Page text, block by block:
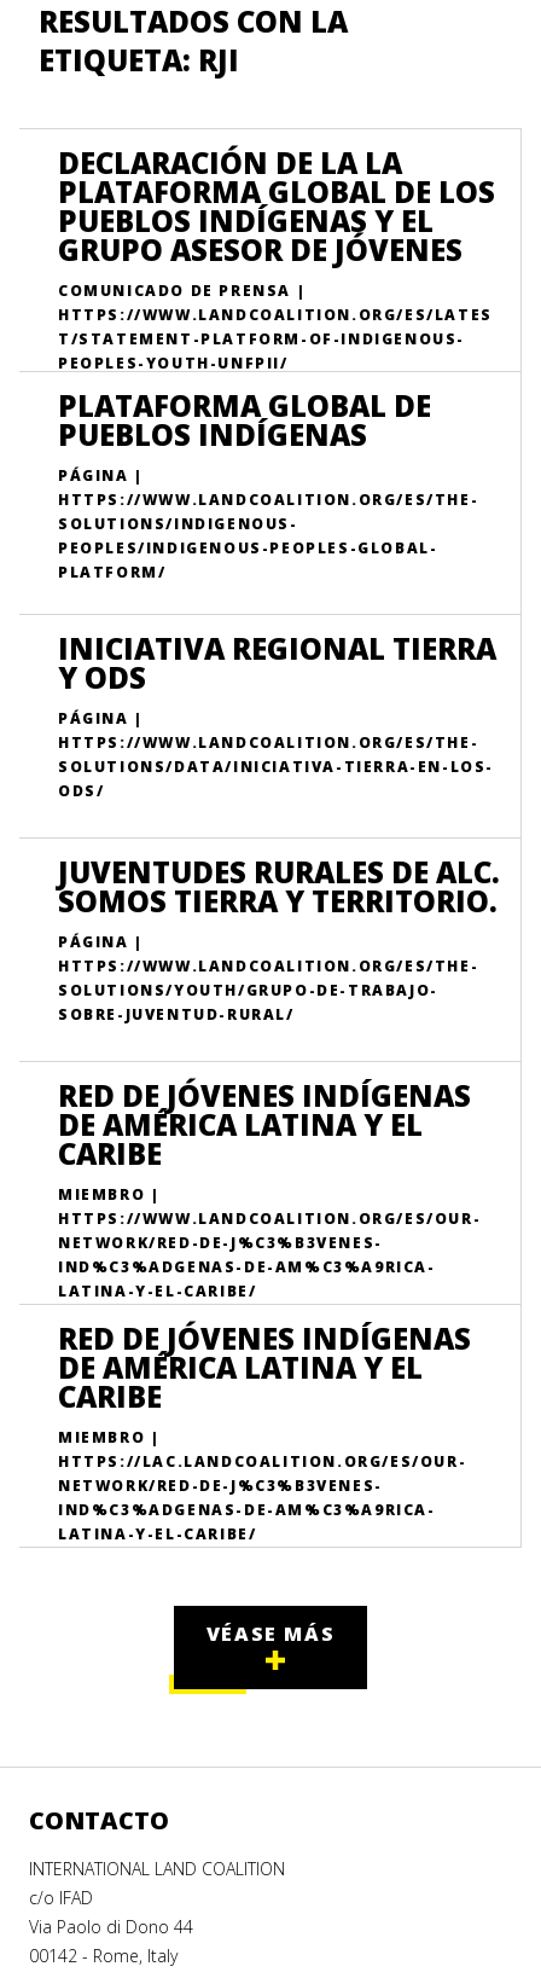
RESULTADOS CON LA
ETIQUETA: RJI
DECLARACIÓN DE LA LA
PLATAFORMA GLOBAL DE LOS
PUEBLOS INDÍGENAS Y EL
GRUPO ASESOR DE JÓVENES
COMUNICADO DE PRENSA |
HTTPS://WWW.LANDCOALITION.ORG/ES/LATES
T/STATEMENT-PLATFORM-OF-INDIGENOUS-
PEOPLES-YOUTH-UNFPII/
PLATAFORMA GLOBAL DE
PUEBLOS INDÍGENAS
PÁGINA |
HTTPS://WWW.LANDCOALITION.ORG/ES/THE-
SOLUTIONS/INDIGENOUS-
PEOPLES/INDIGENOUS-PEOPLES-GLOBAL-
PLATFORM/
INICIATIVA REGIONAL TIERRA
Y ODS
PÁGINA |
HTTPS://WWW.LANDCOALITION.ORG/ES/THE-
SOLUTIONS/DATA/INICIATIVA-TIERRA-EN-LOS-
ODS/
JUVENTUDES RURALES DE ALC.
SOMOS TIERRA Y TERRITORIO.
PÁGINA |
HTTPS://WWW.LANDCOALITION.ORG/ES/THE-
SOLUTIONS/YOUTH/GRUPO-DE-TRABAJO-
SOBRE-JUVENTUD-RURAL/
RED DE JÓVENES INDÍGENAS
DE AMÉRICA LATINA Y EL
CARIBE
MIEMBRO |
HTTPS://WWW.LANDCOALITION.ORG/ES/OUR-
NETWORK/RED-DE-J%C3%B3VENES-
IND%C3%ADGENAS-DE-AM%C3%A9RICA-
LATINA-Y-EL-CARIBE/
RED DE JÓVENES INDÍGENAS
DE AMÉRICA LATINA Y EL
CARIBE
MIEMBRO |
HTTPS://LAC.LANDCOALITION.ORG/ES/OUR-
NETWORK/RED-DE-J%C3%B3VENES-
IND%C3%ADGENAS-DE-AM%C3%A9RICA-
LATINA-Y-EL-CARIBE/
VÉASE MÁS
CONTACTO
INTERNATIONAL LAND COALITION
c/o IFAD
Via Paolo di Dono 44
00142 - Rome, Italy